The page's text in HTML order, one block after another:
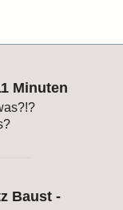
Minuten
Baust -